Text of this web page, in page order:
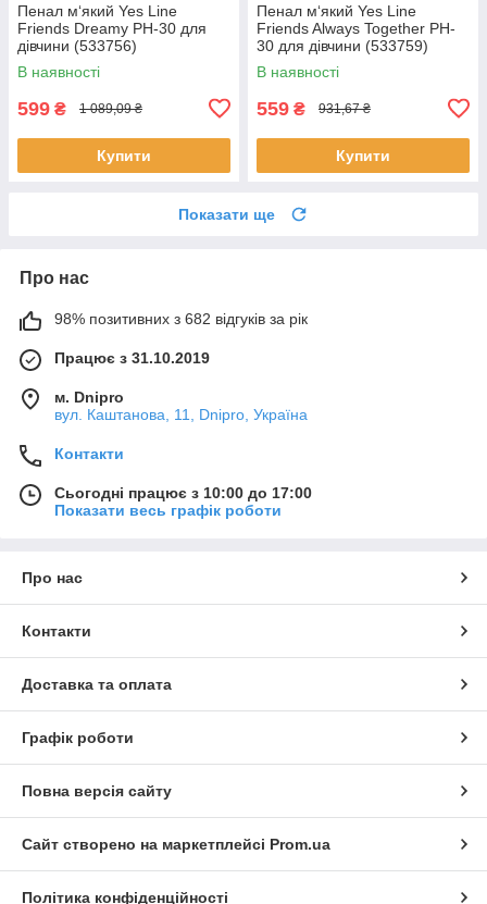
Пенал м‘який Yes Line
Friends Dreamy PH-30 для
дівчини (533756)
В наявності
599 ₴ 1 089,09 ₴
Купити
Пенал м‘який Yes Line
Friends Always Together PH-
30 для дівчини (533759)
В наявності
559 ₴ 931,67 ₴
Купити
Показати ще
Про нас
98% позитивних з 682 відгуків за рік
Працює з 31.10.2019
м. Dnipro
вул. Каштанова, 11, Dnipro, Україна
Контакти
Сьогодні працює з 10:00 до 17:00
Показати весь графік роботи
Про нас
Контакти
Доставка та оплата
Графік роботи
Повна версія сайту
Сайт створено на маркетплейсі Prom.ua
Політика конфіденційності